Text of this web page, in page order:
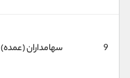
9 سهامداران (عمده)